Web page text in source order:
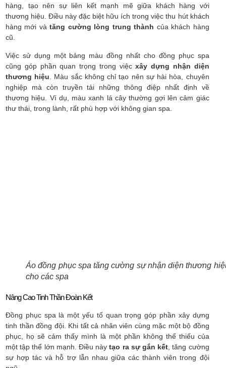
hàng, tạo nên sự liên kết mạnh mẽ giữa khách hàng với
thương hiệu. Điều này đặc biệt hữu ích trong việc thu hút khách
hàng mới vàtăng cường lòng trung thành của khách hàng
cũ.
Việc sử dụng một bảng màu đồng nhất cho đồng phục spa
cũng góp phần quan trọng trong việcxây dựng nhận diện
thương hiệu . Màu sắc không chỉ tạo nên sự hài hòa, chuyên
nghiệp mà còn truyền tải những thông điệp nhất định về
thương hiệu. Ví dụ, màu xanh lá cây thường gợi lên cảm giác
thư thái, trong lành, rất phù hợp với không gian spa.
Áo đồng phục spa tăng cường sự nhận diện thương
cho các spa
Nâng Cao Tinh Thần Đoàn Kết
Đồng phục spa là một yếu tố quan trọng góp phần xây dựng
tinh thần đồng đội. Khi tất cả nhân viên cùng mặc một bộ đồng
phục, họ sẽ cảm thấy mình là một phần không thể thiếu của
một tập thể lớn mạnh. Điều nàytạo ra sự gắn kết, tăng cường
sự hợp tác và hỗ trợ lẫn nhau giữa các thành viên trong đội